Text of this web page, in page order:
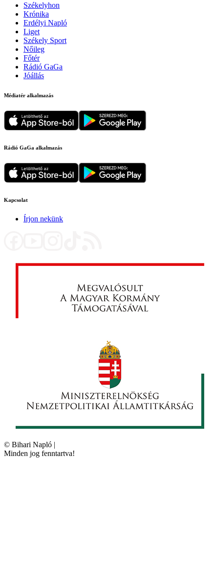
Székelyhon
Krónika
Erdélyi Napló
Liget
Székely Sport
Nőileg
Főtér
Rádió GaGa
Jóállás
Médiatér alkalmazás
Rádió GaGa alkalmazás
Kapcsolat
Írjon nekünk
© Bihari Napló
Minden jog fenntartva!